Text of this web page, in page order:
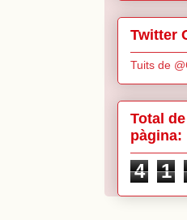
Twitter
Tuits de
Total
pàgina:
4 1